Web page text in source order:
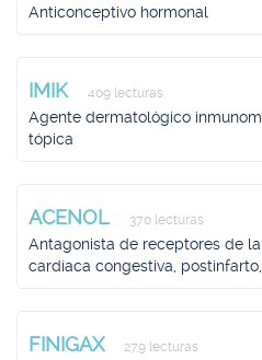
Anticonceptivo hormonal
IMIK 409 lecturas
Agente dermatológico
tópica
ACENOL 370 lecturas
Antagonista de receptores de
cardíaca congestiva,
FINIGAX 279 lecturas